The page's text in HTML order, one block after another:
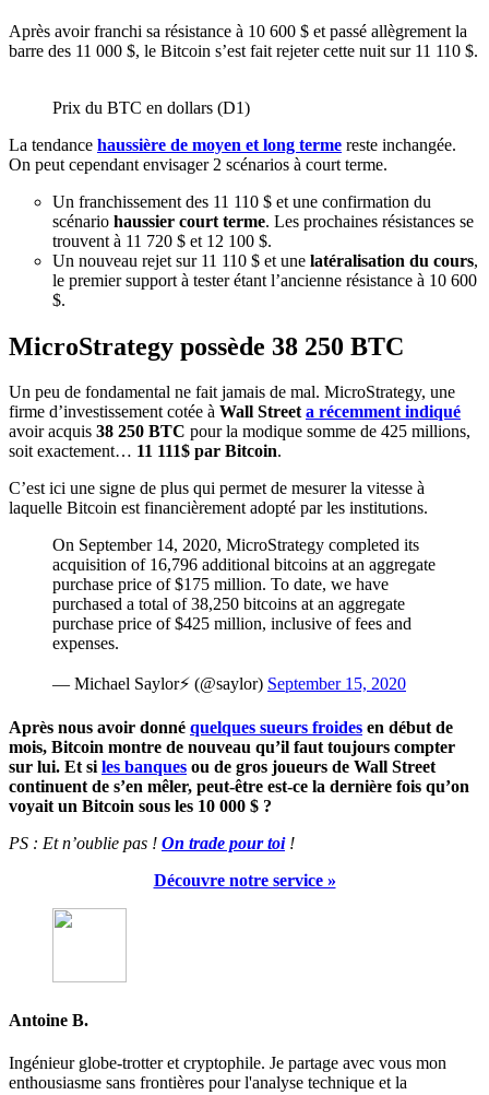
Après avoir franchi sa résistance à 10 600 $ et passé allègrement la
barre des 11 000 $, le Bitcoin s’est fait rejeter cette nuit sur 11 110 $.
Prix du BTC en dollars (D1)
La tendance haussière de moyen et long terme reste inchangée.
On peut cependant envisager 2 scénarios à court terme.
Un franchissement des 11 110 $ et une confirmation du
scénario haussier court terme. Les prochaines résistances se
trouvent à 11 720 $ et 12 100 $.
Un nouveau rejet sur 11 110 $ et une latéralisation du cours,
le premier support à tester étant l’ancienne résistance à 10 600
$.
MicroStrategy possède 38 250 BTC
Un peu de fondamental ne fait jamais de mal. MicroStrategy, une
firme d’investissement cotée à Wall Streeta récemment indiqué
avoir acquis 38 250 BTC pour la modique somme de 425 millions,
soit exactement… 11 111$ par Bitcoin.
C’est ici une signe de plus qui permet de mesurer la vitesse à
laquelle Bitcoin est financièrement adopté par les institutions.
On September 14, 2020, MicroStrategy completed its
acquisition of 16,796 additional bitcoins at an aggregate
purchase price of $175 million. To date, we have
purchased a total of 38,250 bitcoins at an aggregate
purchase price of $425 million, inclusive of fees and
expenses.
— Michael Saylor⚡️ (@saylor) September 15, 2020
Après nous avoir donné quelques sueurs froides en début de
mois, Bitcoin montre de nouveau qu’il faut toujours compter
sur lui. Et siles banques ou de gros joueurs de Wall Street
continuent de s’en mêler, peut-être est-ce la dernière fois qu’on
voyait un Bitcoin sous les 10 000 $ ?
PS : Et n’oublie pas ! On trade pour toi!
Découvre notre service »
Antoine B.
Ingénieur globe-trotter et cryptophile. Je partage avec vous mon
enthousiasme sans frontières pour l'analyse technique et la